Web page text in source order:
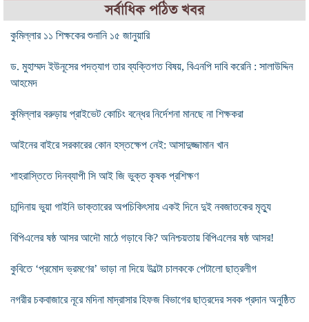
সর্বাধিক পঠিত খবর
কুমিল্লার ১১ শিক্ষকের শুনানি ১৫ জানুয়ারি
ড. মুহাম্মদ ইউনূসের পদত্যাগ তার ব্যক্তিগত বিষয়, বিএনপি দাবি করেনি : সালাউদ্দিন
আহমেদ
কুমিল্লার বরুড়ায় প্রাইভেট কোচিং বন্ধের নির্দেশনা মানছে না শিক্ষকরা
আইনের বাইরে সরকারের কোন হস্তক্ষেপ নেই: আসাদুজ্জামান খান
শাহরাস্তিতে দিনব্যাপী সি আই জি ভুক্ত কৃষক প্রশিক্ষণ
চান্দিনায় ভুয়া গাইনি ডাক্তারের অপচিকিৎসায় একই দিনে দুই নবজাতকের মৃত্যু
বিপিএলের ষষ্ঠ আসর আদৌ মাঠে গড়াবে কি? অনিশ্চয়তায় বিপিএলের ষষ্ঠ আসর!
কুবিতে ‘প্রমোদ ভ্রমণের’ ভাড়া না দিয়ে উল্টো চালককে পেটালো ছাত্রলীগ
নগরীর চকবাজারে নূরে মদিনা মাদ্রাসার হিফজ বিভাগের ছাত্রদের সবক প্রদান অনুষ্ঠিত